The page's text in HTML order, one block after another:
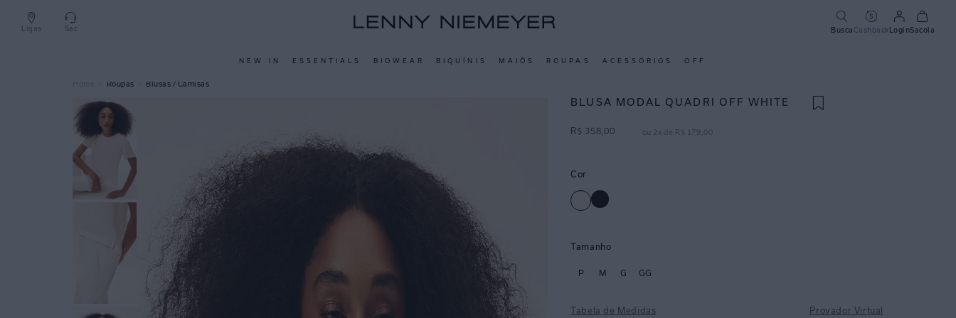
Lojas Sac Busca CashbackLoginSacola
NEW IN ESSENTIALS BIOWEAR BIQUÍNIS MAIÔS ROUPAS ACESSÓRIOS OFF
Roupas Blusas / Camisas
BLUSA MODAL QUADRI OFF WHITE
R$ 358 ,00 ou 2 x de R$ 179 00
Cor
Tamanho
P M G GG
Tabela de Medidas Provador Virtual